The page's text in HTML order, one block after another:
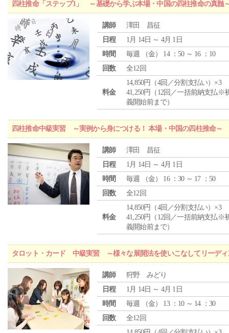
四柱推命「ステップ1」 ～基礎から学ぶ本場・中国の四柱推命の真髄
講師
澤田 昌征
日程
1月 14日 ～ 4月 1日
時間
毎週 （金） 14 ：50 ～ 16 ：10
回数
全12回
料金
14,850円（4回／分割支払い）×3
41,250円（12回／一括前納支払※
義開始前まで）
四柱推命中級実習 ～実例から身につける！ 本場・中国の四柱推命～
講師
澤田 昌征
日程
1月 14日 ～ 4月 1日
時間
毎週 （金） 16 ：30 ～ 17 ：50
回数
全12回
料金
14,850円（4回／分割支払い）×3
41,250円（12回／一括前納支払※
義開始前まで）
タロット・カード 中級実習 ～様々な展開法を使いこなしてリーディ
講師
狩野 みどり
日程
1月 14日 ～ 4月 1日
時間
毎週 （金） 13 ：10 ～ 14 ：30
回数
全12回